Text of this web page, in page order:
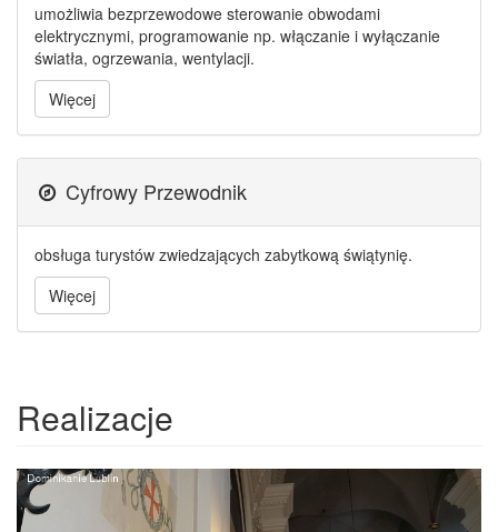
umożliwia bezprzewodowe sterowanie obwodami
elektrycznymi, programowanie np. włączanie i wyłączanie
światła, ogrzewania, wentylacji.
Więcej
Cyfrowy Przewodnik
obsługa turystów zwiedzających zabytkową świątynię.
Więcej
Realizacje